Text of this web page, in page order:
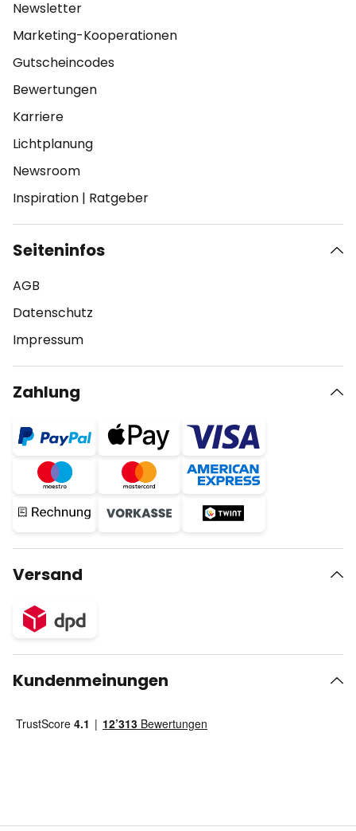
Newsletter
Marketing-Kooperationen
Gutscheincodes
Bewertungen
Karriere
Lichtplanung
Newsroom
Inspiration | Ratgeber
Seiteninfos
AGB
Datenschutz
Impressum
Zahlung
Versand
Kundenmeinungen